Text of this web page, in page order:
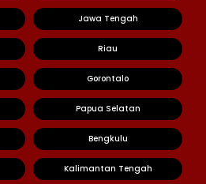
Jawa Tengah
Riau
Gorontalo
Papua Selatan
Bengkulu
Kalimantan Tengah